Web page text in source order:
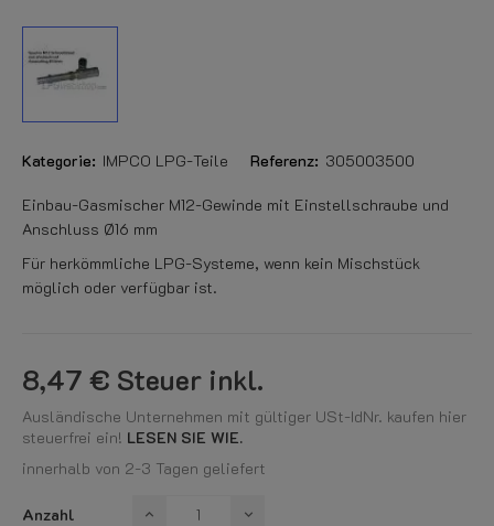
Kategorie: IMPCO LPG-Teile Referenz: 305003500
Einbau-Gasmischer M12-Gewinde mit Einstellschraube und
Anschluss Ø16 mm
Für herkömmliche LPG-Systeme, wenn kein Mischstück
möglich oder verfügbar ist.
8,47 € Steuer inkl.
Ausländische Unternehmen mit gültiger USt-IdNr. kaufen hier
steuerfrei ein! LESEN SIE WIE.
innerhalb von 2-3 Tagen geliefert
Anzahl